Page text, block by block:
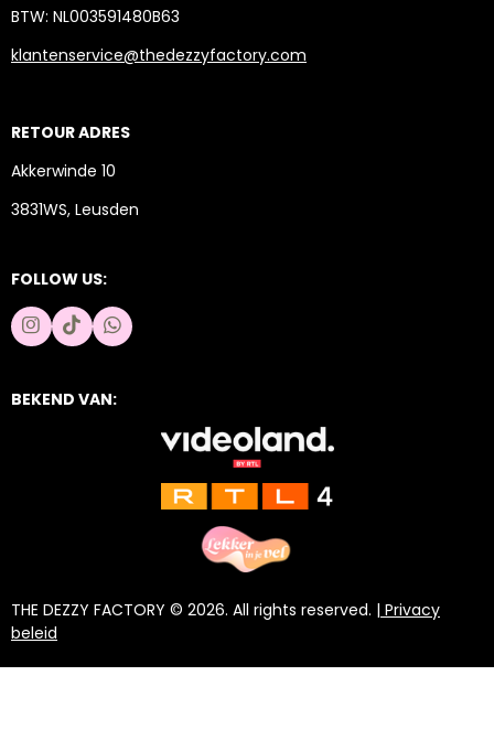
BTW: NL003591480B63
klantenservice@thedezzyfactory.com
RETOUR ADRES
Akkerwinde 10
3831WS, Leusden
FOLLOW US:
I
n
a
T
i
o
W
h
s
BEKEND VAN:
THE DEZZY FACTORY © 2026. All rights reserved. | Privacy
beleid